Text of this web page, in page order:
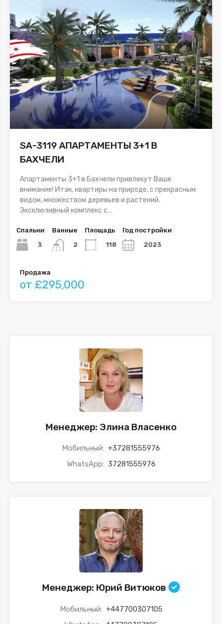
SA-3119 АПАРТАМЕНТЫ 3+1 В
БАХЧЕЛИ
Апартаменты 3+1 в Бахчели привлекут Ваше
внимание! Итак, квартиры на природе, с прекрасным
видом, множеством деревьев и растений.
Эксклюзивный комплекс с…
Спальни
3
Ванные
2
Площадь
118
Год постройки
2023
Продажа
от £295,000
Менеджер: Элина Власенко
Мобильный: +37281555976
WhatsApp: 37281555976
Менеджер: Юрий Витюков
Мобильный: +447700307105